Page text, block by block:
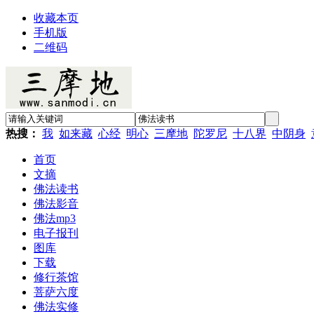
收藏本页
手机版
二维码
热搜： 我 如来藏 心经 明心 三摩地 陀罗尼 十八界 中阴身
首页
文摘
佛法读书
佛法影音
佛法mp3
电子报刊
图库
下载
修行茶馆
菩萨六度
佛法实修